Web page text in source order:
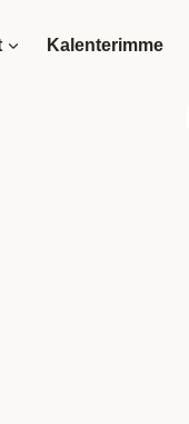
Kalenterimme